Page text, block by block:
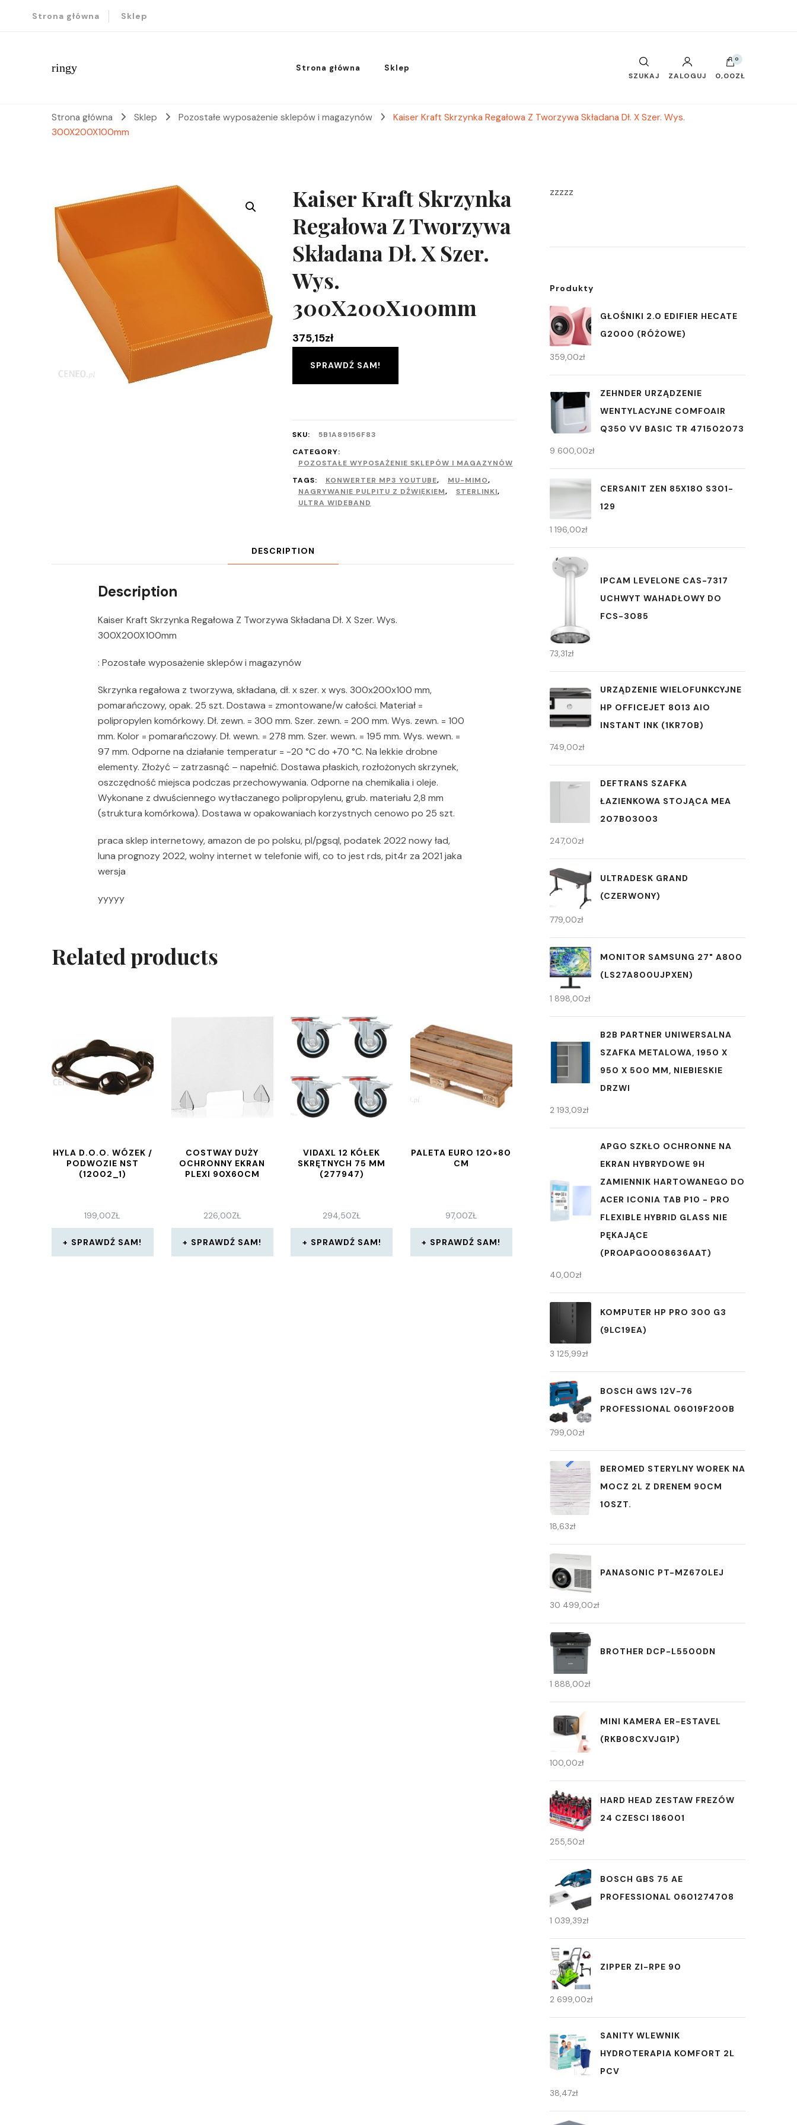
Strona główna Sklep
ringy Strona główna Sklep
SZUKAJ ZALOGUJ
0
0,00ZŁ
Strona główna Sklep Pozostałe wyposażenie sklepów i magazynów
Kaiser Kraft Skrzynka Regałowa Z Tworzywa Składana Dł. X Szer. Wys.
300X200X100mm
Kaiser Kraft Skrzynka
Regałowa Z Tworzywa
Składana Dł. X Szer.
Wys.
300X200X100mm
375,15zł
SPRAWDŹ SAM!
SKU:
5B1A89156F83
CATEGORY:
POZOSTAŁE WYPOSAŻENIE SKLEPÓW I MAGAZYNÓW
TAGS:
KONWERTER MP3 YOUTUBE, MU-MIMO,
NAGRYWANIE PULPITU Z DŹWIĘKIEM, STERLINKI,
ULTRA WIDEBAND
DESCRIPTION
Description
Kaiser Kraft Skrzynka Regałowa Z Tworzywa Składana Dł. X Szer. Wys.
300X200X100mm
: Pozostałe wyposażenie sklepów i magazynów
Skrzynka regałowa z tworzywa, składana, dł. x szer. x wys. 300x200x100 mm,
pomarańczowy, opak. 25 szt. Dostawa = zmontowane/w całości. Materiał =
polipropylen komórkowy. Dł. zewn. = 300 mm. Szer. zewn. = 200 mm. Wys. zewn. = 100
mm. Kolor = pomarańczowy. Dł. wewn. = 278 mm. Szer. wewn. = 195 mm. Wys. wewn. =
97 mm. Odporne na działanie temperatur = -20 °C do +70 °C. Na lekkie drobne
elementy. Złożyć – zatrzasnąć – napełnić. Dostawa płaskich, rozłożonych skrzynek,
oszczędność miejsca podczas przechowywania. Odporne na chemikalia i oleje.
Wykonane z dwuściennego wytłaczanego polipropylenu, grub. materiału 2,8 mm
(struktura komórkowa). Dostawa w opakowaniach korzystnych cenowo po 25 szt.
praca sklep internetowy, amazon de po polsku, pl/pgsql, podatek 2022 nowy ład,
luna prognozy 2022, wolny internet w telefonie wifi, co to jest rds, pit4r za 2021 jaka
wersja
yyyyy
Related products
HYLA D.O.O. WÓZEK /
PODWOZIE NST
(12002_1)
199,00ZŁ
SPRAWDŹ SAM!
COSTWAY DUŻY
OCHRONNY EKRAN
PLEXI 90X60CM
226,00ZŁ
SPRAWDŹ SAM!
VIDAXL 12 KÓŁEK
SKRĘTNYCH 75 MM
(277947)
294,50ZŁ
SPRAWDŹ SAM!
PALETA EURO 120×80
CM
97,00ZŁ
SPRAWDŹ SAM!
zzzzz
Produkty
GŁOŚNIKI 2.0 EDIFIER HECATE
G2000 (RÓŻOWE)
359,00zł
ZEHNDER URZĄDZENIE
WENTYLACYJNE COMFOAIR
Q350 VV BASIC TR 471502073
9 600,00zł
CERSANIT ZEN 85X180 S301-
129
1 196,00zł
IPCAM LEVELONE CAS-7317
UCHWYT WAHADŁOWY DO
FCS-3085
73,31zł
URZĄDZENIE WIELOFUNKCYJNE
HP OFFICEJET 8013 AIO
INSTANT INK (1KR70B)
749,00zł
DEFTRANS SZAFKA
ŁAZIENKOWA STOJĄCA MEA
207B03003
247,00zł
ULTRADESK GRAND
(CZERWONY)
779,00zł
MONITOR SAMSUNG 27" A800
(LS27A800UJPXEN)
1 898,00zł
B2B PARTNER UNIWERSALNA
SZAFKA METALOWA, 1950 X
950 X 500 MM, NIEBIESKIE
DRZWI
2 193,09zł
APGO SZKŁO OCHRONNE NA
EKRAN HYBRYDOWE 9H
ZAMIENNIK HARTOWANEGO DO
ACER ICONIA TAB P10 - PRO
FLEXIBLE HYBRID GLASS NIE
PĘKAJĄCE
(PROAPGO008636AAT)
40,00zł
KOMPUTER HP PRO 300 G3
(9LC19EA)
3 125,99zł
BOSCH GWS 12V-76
PROFESSIONAL 06019F200B
799,00zł
BEROMED STERYLNY WOREK NA
MOCZ 2L Z DRENEM 90CM
10SZT.
18,63zł
PANASONIC PT-MZ670LEJ
30 499,00zł
BROTHER DCP-L5500DN
1 888,00zł
MINI KAMERA ER-ESTAVEL
(RKB08CXVJG1P)
100,00zł
HARD HEAD ZESTAW FREZÓW
24 CZESCI 186001
255,50zł
BOSCH GBS 75 AE
PROFESSIONAL 0601274708
1 039,39zł
ZIPPER ZI-RPE 90
2 699,00zł
SANITY WLEWNIK
HYDROTERAPIA KOMFORT 2L
PCV
38,47zł